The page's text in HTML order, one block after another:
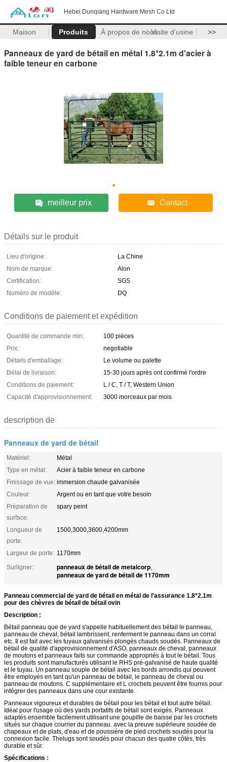
Hebei Dunqiang Hardware Mesh Co Ltd
Maison Produits À propos de nousVisite d'usine >>
Panneaux de yard de bétail en métal 1.8*2.1m d'acier à
faible teneur en carbone
meilleur prix Contact
Détails sur le produit
Lieu d'origine:
La Chine
Nom de marque:
Alon
Certification:
SGS
Numéro de modèle:
DQ
Conditions de paiement et expédition
Quantité de commande min:
100 pièces
Prix:
negotiable
Détails d'emballage:
Le volume ou palette
Délai de livraison:
15-30 jours après ont confirmé l'ordre
Conditions de paiement:
L / C, T / T, Western Union
Capacité d'approvisionnement:
3000 morceaux par mois
description de
Panneaux de yard de bétail
Matériel:
Métal
Type en métal:
Acier à faible teneur en carbone
Finissage de vue: immersion chaude galvanisée
Couleur:
Argent ou en tant que votre besoin
Préparation de
surface:
spary peint
Longueur de
porte:
1500,3000,3600,4200mm
Largeur de porte: 1170mm
Surligner:
panneaux de bétail de metalcorp,
panneaux de yard de bétail de 1170mm
Panneau commercial de yard de bétail en métal de l'assurance 1.8*2.1m
pour des chèvres de bétail de bétail ovin
Description :
Bétail panneau que de yard s'appelle habituellement des bétail le panneau,
panneau de cheval, bétail lambrissent, renferment le panneau dans un corral
etc. Il est fait avec les tuyaux galvanisés plongés chauds soudés. Panneaux de
bétail de qualité d'approvisionnement d'ASO, panneaux de cheval, panneaux
de moutons et panneaux faits sur commande appropriés à tout le bétail. Tous
les produits sont manufacturés utilisant le RHS pré-galvanisé de haute qualité
et le tuyau. Un panneau souple de bétail avec les bords arrondis qui peuvent
être employés en tant qu'un panneau de bétail, le panneau de cheval ou
panneau de moutons. C supplémentaire et L crochets peuvent être fournis pour
intégrer des panneaux dans une cour existante.
Panneaux vigoureux et durables de bétail pour les bétail et tout autre bétail.
Idéal pour l'usage où des yards portatifs de bétail sont exigés. Panneaux
adaptés ensemble facilement utilisant une goupille de baisse par les crochets
situés sur chaque courrier du panneau. avec la preuve supérieure soudée de
chapeaux et de plats, d'eau et de poussière de pied crochets soudés pour la
connexion facile. Thelugs sont soudés pour chacun des quatre côtés, très
durable et sûr.
Spécifications :